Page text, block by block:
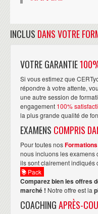
INCLUS DANS VOTRE
VOTRE GARANTIE
Si vous estimez que
répondre à votre attente,
une autre session de
engagement 100%
la plus grande qualité de
EXAMENS COMPRIS
Pour toutes nos
nous incluons les examens
ils sont clairement indiqués
Pack
Comparez bien les offres
marché ! Notre offre est la
COACHINGAPRÈS-